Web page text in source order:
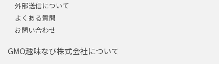
外部送信について
よくある質問
お問い合わせ
GMO趣味なび株式会社について